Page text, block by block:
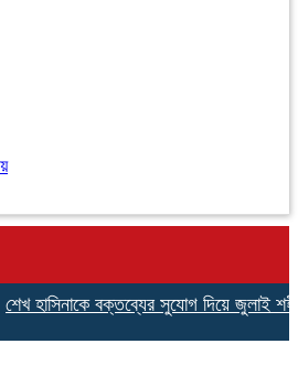
হাসিনাকে বক্তব্যের সুযোগ দিয়ে জুলাই